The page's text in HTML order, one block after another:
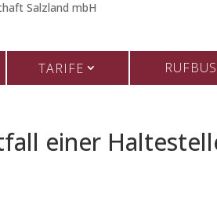
TARIFE RUFBUS
einer